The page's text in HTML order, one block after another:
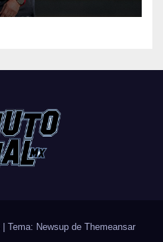
| Tema: Newsup de Themeansar